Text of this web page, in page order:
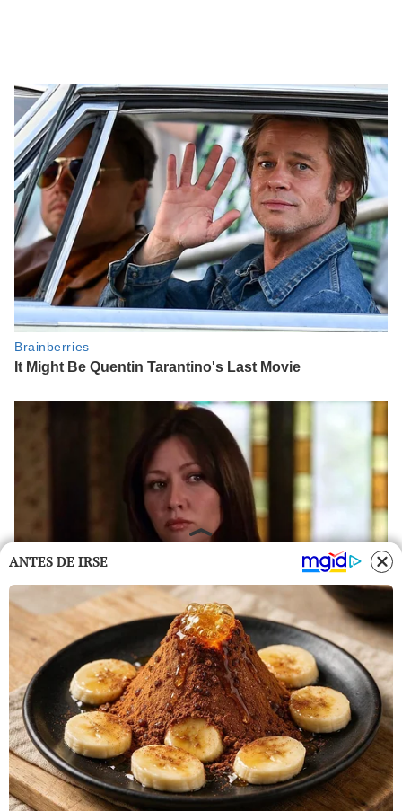
ANTES DE IRSE